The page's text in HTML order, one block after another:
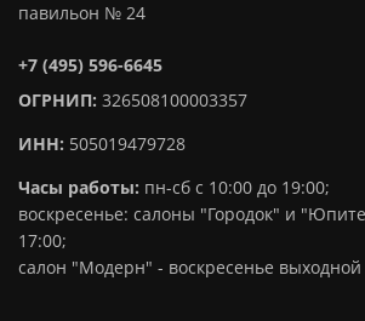
павильон № 24
+7 (495) 596-6645
ОГРНИП: 326508100003357
ИНН: 505019479728
Часы работы: пн-сб с 10:00 до 19:00;
воскресенье: салоны "Городок" и
17:00;
салон "Модерн" - воскресенье выходной